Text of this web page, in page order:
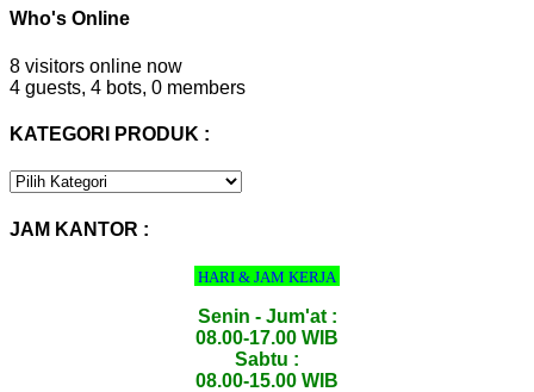
Who's Online
8 visitors online now
4 guests, 4 bots, 0 members
KATEGORI PRODUK :
KATEGORI
JAM KANTOR :
HARI & JAM KERJA
Senin - Jum'at :
08.00-17.00 WIB
Sabtu :
08.00-15.00 WIB